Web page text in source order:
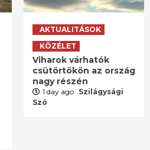
AKTUALITÁSOK
KÖZÉLET
Viharok várhatók
csütörtökön az ország
nagy részén
1 day ago Szilágysági
Szó